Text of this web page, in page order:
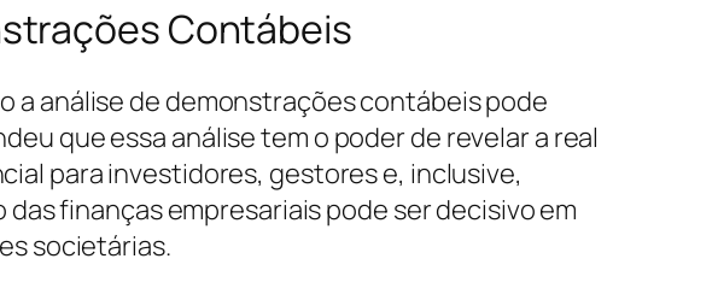
Contábeis
a análise de demonstrações contábeis pode
que essa análise tem o poder de revelar a real
para investidores, gestores e, inclusive,
finanças empresariais pode ser decisivo em
societárias.